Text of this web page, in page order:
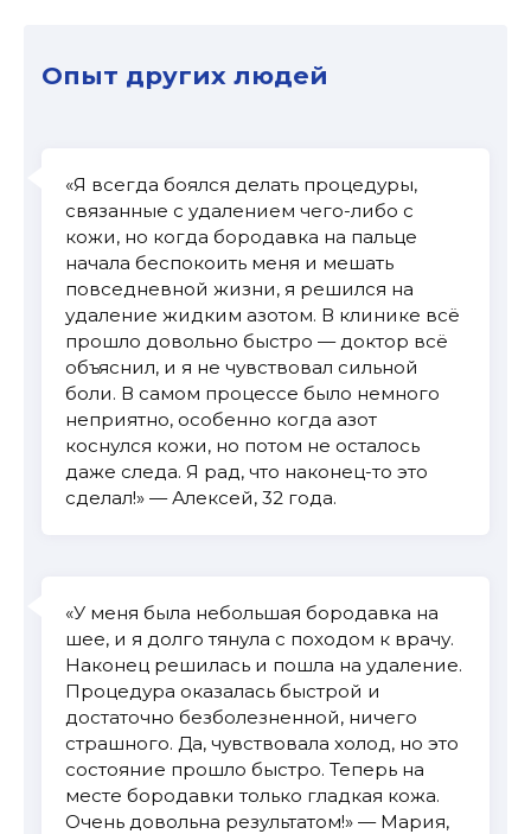
Опыт других людей
«Я всегда боялся делать процедуры,
связанные с удалением чего-либо с
кожи, но когда бородавка на пальце
начала беспокоить меня и мешать
повседневной жизни, я решился на
удаление жидким азотом. В клинике всё
прошло довольно быстро — доктор всё
объяснил, и я не чувствовал сильной
боли. В самом процессе было немного
неприятно, особенно когда азот
коснулся кожи, но потом не осталось
даже следа. Я рад, что наконец-то это
сделал!» — Алексей, 32 года.
«У меня была небольшая бородавка на
шее, и я долго тянула с походом к врачу.
Наконец решилась и пошла на удаление.
Процедура оказалась быстрой и
достаточно безболезненной, ничего
страшного. Да, чувствовала холод, но это
состояние прошло быстро. Теперь на
месте бородавки только гладкая кожа.
Очень довольна результатом!» — Мария,